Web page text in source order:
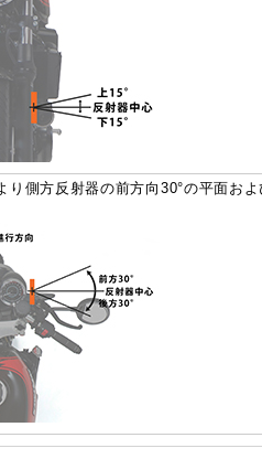
側方反射器の前方向30°の平面お